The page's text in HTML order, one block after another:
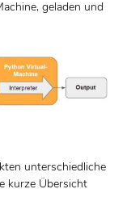
geladen und
unterschiedliche
kurze Übersicht